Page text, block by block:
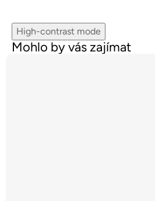
High-contrast mode
Mohlo by vás zajímat